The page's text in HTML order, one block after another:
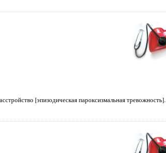
[эпизодическая пароксизмальная тревожность].